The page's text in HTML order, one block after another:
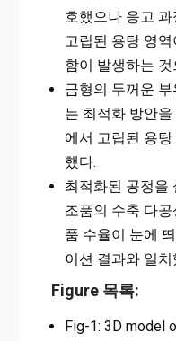
호했으나 응고
고립된 용탕 영
함이 발생하는
금형의 두꺼운
는 최적화 방안
에서 고립된 용
했다.
최적화된 공정을
조품의 수축 다
품 수율이 눈에
이션 결과와 일치
Figure 목록:
Fig-1: 3D model